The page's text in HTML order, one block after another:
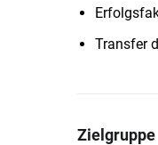
Transfer
Zielgruppe